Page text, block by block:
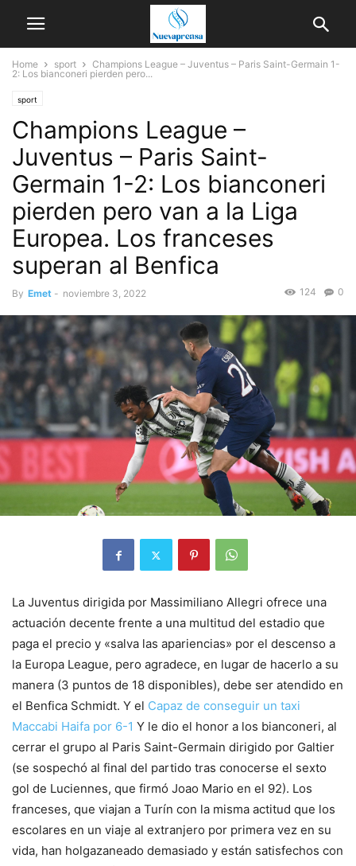
Home sport
Champions League – Juventus – Paris Saint-Germain 1-
2: Los bianconeri pierden pero...
sport
Champions League –
Juventus – Paris Saint-
Germain 1-2: Los bianconeri
pierden pero van a la Liga
Europea. Los franceses
superan al Benfica
By Emet - noviembre 3, 2022 0
124
La Juventus dirigida por Massimiliano Allegri ofrece una
actuación decente frente a una multitud del estadio que
paga el precio y «salva las apariencias» por el descenso a
la Europa League, pero agradece, en lugar de hacerlo a su
manera (3 puntos de 18 disponibles), debe ser atendido en
el Benfica Schmidt. Y el Capaz de conseguir un taxi
Maccabi Haifa por 6-1 Y le dio el honor a los bianconeri, al
cerrar el grupo al Paris Saint-Germain dirigido por Galtier
(se sospechó al final del partido tras conocerse el sexto
gol de Luciennes, que firmó Joao Mario en el 92). Los
franceses, que viajan a Turín con la misma actitud que los
escolares en un viaje al extranjero por primera vez en su
vida, han holgazaneado demasiado y están satisfechos con